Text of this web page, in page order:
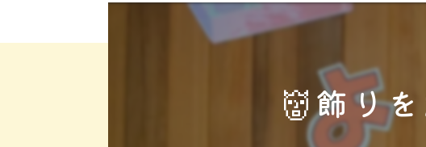
上三川町の放課後等デイサービス
👹飾り